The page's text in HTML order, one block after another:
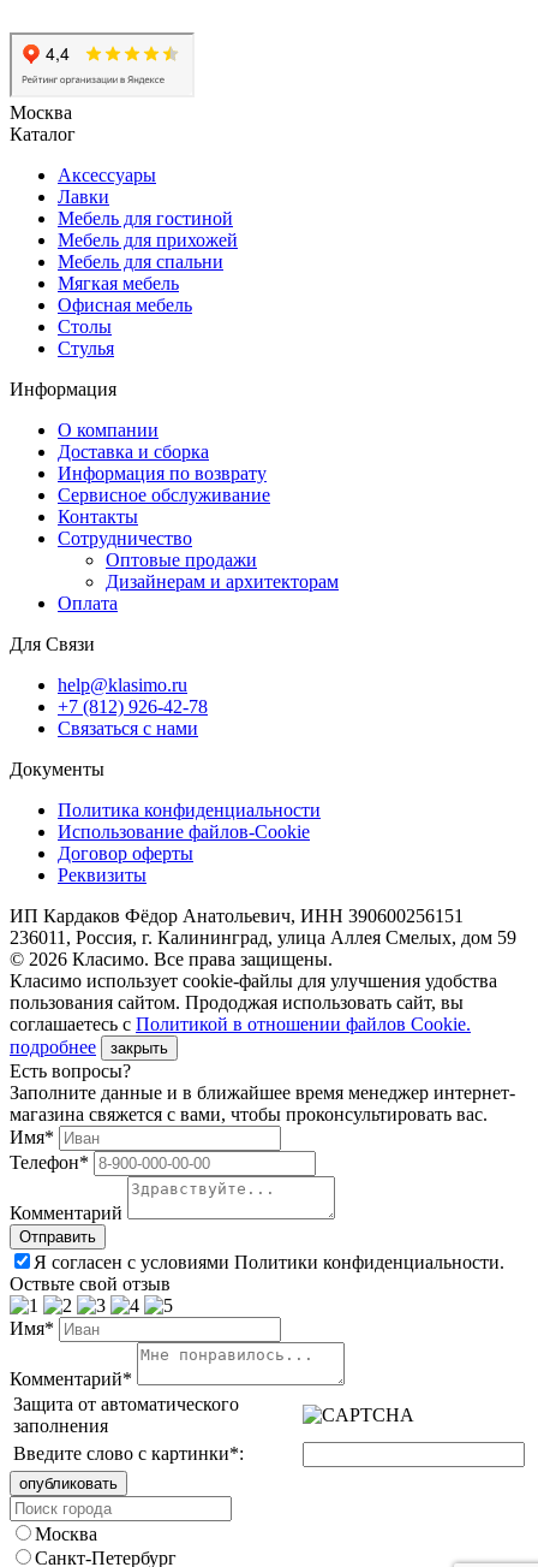
Москва
Каталог
Аксессуары
Лавки
Мебель для гостиной
Мебель для прихожей
Мебель для спальни
Мягкая мебель
Офисная мебель
Столы
Стулья
Информация
О компании
Доставка и сборка
Информация по возврату
Сервисное обслуживание
Контакты
Сотрудничество
Оптовые продажи
Дизайнерам и архитекторам
Оплата
Для Связи
help@klasimo.ru
+7 (812) 926-42-78
Связаться с нами
Документы
Политика конфиденциальности
Использование файлов-Cookie
Договор оферты
Реквизиты
ИП Кардаков Фёдор Анатольевич, ИНН 390600256151
236011, Россия, г. Калининград, улица Аллея Смелых, дом 59
© 2026 Класимо. Все права защищены.
Класимо использует cookie-файлы для улучшения удобства
пользования сайтом. Прододжая использовать сайт, вы
соглашаетесь с Политикой в отношении файлов Сookie.
подробнее
закрыть
Есть вопросы?
Заполните данные и в ближайшее время менеджер интернет-
магазина свяжется с вами, чтобы проконсультировать вас.
Имя*
Телефон*
Комментарий
Я согласен с условиями Политики конфиденциальности.
Оствьте свой отзыв
Имя*
Комментарий*
Защита от автоматического
заполнения
Введите слово с картинки*:
Москва
Санкт-Петербург